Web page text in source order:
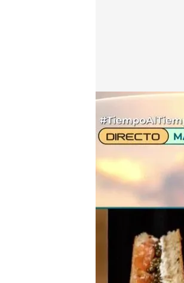
Alberto Pacheco, jefe de
Tiempo al
30 ABR 2024 -
Un
donde
La
un
Las
una de